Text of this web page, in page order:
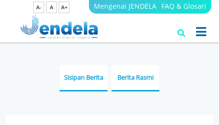
A- A A+ Mengenai JENDELA FAQ & Glosari
Berita
Sisipan Berita Berita Rasmi